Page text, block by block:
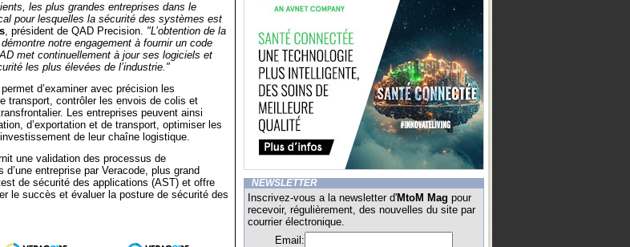
les plus grandes entreprises dans le
pour lesquelles la sécurité des systèmes est
, président de QAD Precision. "L’obtention de la
notre engagement à fournir un code
met continuellement à jour ses logiciels et
les plus élevées de l’industrie."
d’examiner avec précision les
transport, contrôler les envois de colis et
Les entreprises peuvent ainsi
d’exportation et de transport, optimiser les
de leur chaîne logistique.
une validation des processus de
entreprise par Veracode, plus grand
de sécurité des applications (AST) et offre
le succès et évaluer la posture de sécurité des
NEWSLETTER
Inscrivez-vous a la newsletter d'MtoM Mag pour
recevoir, régulièrement, des nouvelles du site par
courrier électronique.
Email: